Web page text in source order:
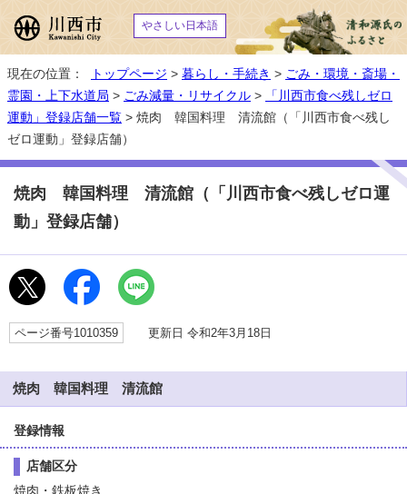
やさしい日本語
現在の位置： トップページ > 暮らし・手続き > ごみ・環境・斎場・
霊園・上下水道局 > ごみ減量・リサイクル >
「川西市食べ残しゼロ
運動」登録店舗一覧 > 焼肉 韓国料理 清流館（「川西市食べ残し
ゼロ運動」登録店舗）
焼肉 韓国料理 清流館（「川西市食べ残しゼロ運
動」登録店舗）
ページ番号1010359 更新日 令和2年3月18日
焼肉 韓国料理 清流館
登録情報
店舗区分
焼肉・鉄板焼き